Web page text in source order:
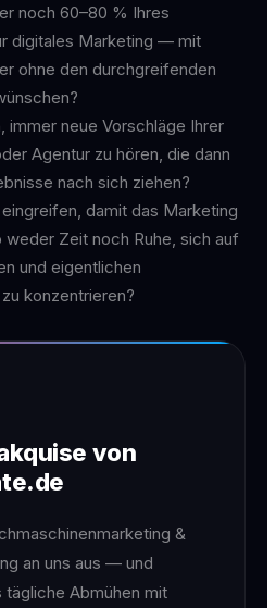
noch 60–80 % Ihres
digitales Marketing — mit
ohne den durchgreifenden
immer neue Vorschläge Ihrer
Agentur zu hören, die dann
nach sich ziehen?
damit das Marketing
Zeit noch Ruhe, sich auf
und eigentlichen
konzentrieren?
von
&
an uns aus — und
Abmühen mit